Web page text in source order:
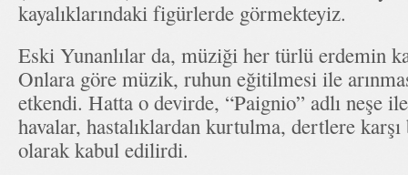
kayalıklarındaki figürlerde görmekteyiz.
Eski Yunanlılar da, müziği her türlü erdemin
Onlara göre müzik, ruhun eğitilmesi ile
etkendi. Hatta o devirde, “Paignio” adlı neşe
havalar, hastalıklardan kurtulma, dertlere karşı
olarak kabul edilirdi.